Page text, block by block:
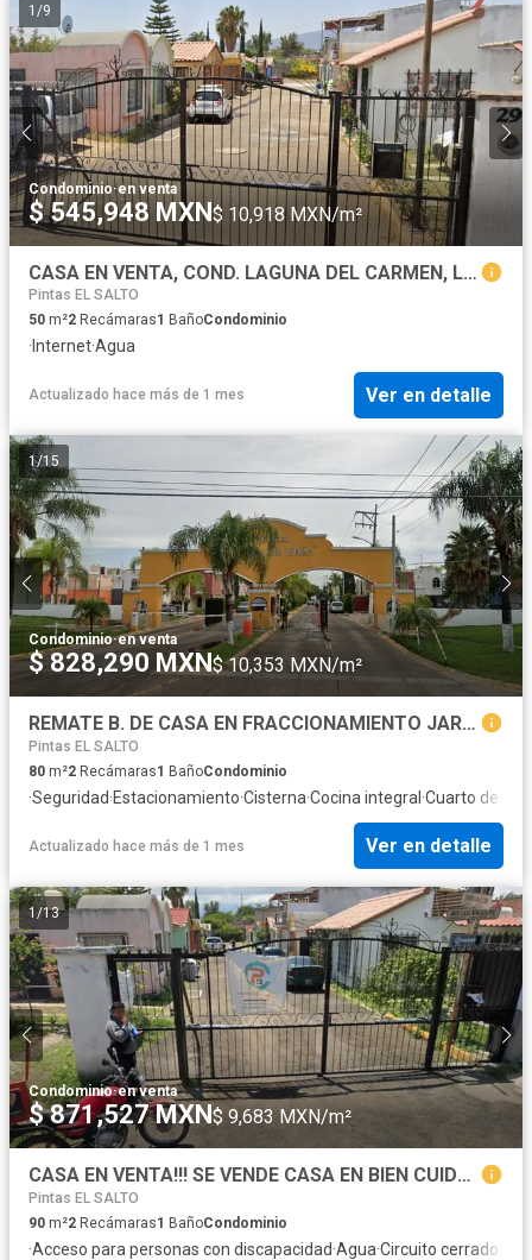
1 /9
Condominio·en venta
$ 545,948 MXN$ 10,918 MXN/m²
CASA EN VENTA, COND. LAGUNA DEL CARMEN, LA ARBOLADA, TLOAJOMULCO DE ZUÑIGA, JALISCO -AG
Pintas EL SALTO
50 m²2 Recámaras1 BañoCondominio
· Internet·Agua
Actualizado hace más de 1 mes Ver en detalle
1/15
Condominio·en venta
$ 828,290 MXN$ 10,353 MXN/m²
REMATE B. DE CASA EN FRACCIONAMIENTO JARDINES DEL EDEN GUADALAJARA JALISCO.
Pintas EL SALTO
80 m²2 Recámaras1 BañoCondominio
·Seguridad·Estacionamiento·Cisterna·Cocina integral ·Cuarto de
Actualizado hace más de 1 mes Ver en detalle
1/13
Condominio·en venta
$ 871,527 MXN$ 9,683 MXN/m²
CASA EN VENTA!!! SE VENDE CASA EN BIEN CUIDADA CASA DE RECUPERACION BANCARIA, OPORTUNIDAD DE INVERSION
Pintas EL SALTO
90 m²2 Recámaras1 BañoCondominio
·Acceso para personas con discapacidad·Agua·Circuito cerrado de